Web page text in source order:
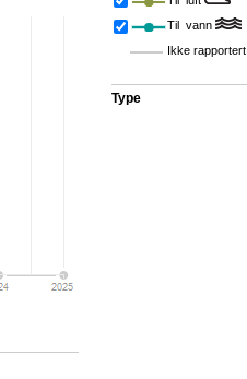
Til vann
Ikke rapportert
Type